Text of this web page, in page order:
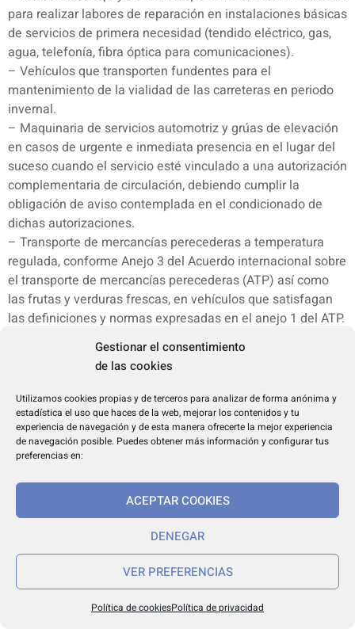
Gestionar el consentimiento
de las cookies
Utilizamos cookies propias y de terceros para analizar de forma anónima y
estadística el uso que haces de la web, mejorar los contenidos y tu
experiencia de navegación y de esta manera ofrecerte la mejor experiencia
de navegación posible. Puedes obtener más información y configurar tus
preferencias en:
ACEPTAR COOKIES
DENEGAR
VER PREFERENCIAS
Política de cookiesPolítica de privacidad
para realizar labores de reparación en instalaciones básicas
de servicios de primera necesidad (tendido eléctrico, gas,
agua, telefonía, fibra óptica para comunicaciones).
– Vehículos que transporten fundentes para el
mantenimiento de la vialidad de las carreteras en periodo
invernal.
– Maquinaria de servicios automotriz y grúas de elevación
en casos de urgente e inmediata presencia en el lugar del
suceso cuando el servicio esté vinculado a una autorización
complementaria de circulación, debiendo cumplir la
obligación de aviso contemplada en el condicionado de
dichas autorizaciones.
– Transporte de mercancías perecederas a temperatura
regulada, conforme Anejo 3 del Acuerdo internacional sobre
el transporte de mercancías perecederas (ATP) así como
las frutas y verduras frescas, en vehículos que satisfagan
las definiciones y normas expresadas en el anejo 1 del ATP.
En todo caso, la mercancía perecedera deberá suponer al
menos la mitad de la capacidad de carga útil del vehículo u
ocupar la mitad del volumen de carga útil del vehículo.
ANEXO V
Red de itinerarios para mercancías peligrosas (RIMP)
Transporte de mercancías peligrosas en general
Vía Recorrido
A-8 PK 114 (enlace AP-68)/PK 115 (Miraflores)
AP-8 (VSM) PK 115 (enlace A-8 Miraflores)/PK 129
A-8 PK 122 (enlace N-637 Rontegi)/PK 139 (Cantabria)
N-637 PK 8 (enlace A-8 Barakaldo)/PK 28,8 (enlace AP-8
Erletxes)
AP-68 PK 0 (enlace A-8)/PK 77,7 (La Rioja)